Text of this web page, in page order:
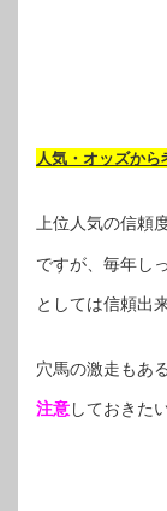
人気・オッズから
上位人気の信頼
ですが、毎年し
としては信頼出
穴馬の激走もあ
注意しておきた